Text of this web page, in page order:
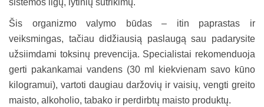
Šis organizmo valymo būdas – itin paprastas ir
veiksmingas, tačiau didžiausią paslaugą sau padarysite
užsiimdami toksinų prevencija. Specialistai rekomenduoja
gerti pakankamai vandens (30 ml kiekvienam savo kūno
kilogramui), vartoti daugiau daržovių ir vaisių, vengti greito
maisto, alkoholio, tabako ir perdirbtų maisto produktų.